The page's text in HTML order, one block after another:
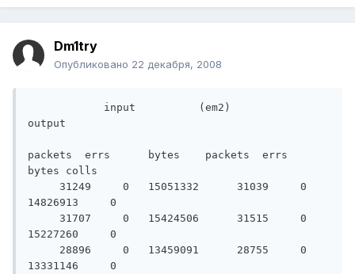
Dm1try
Опубликовано 22 декабря, 2008
input          (em2)
output
packets  errs      bytes    packets  errs
bytes colls
31249     0   15051332      31039     0
14826913     0
31707     0   15424506      31515     0
15227260     0
28896     0   13459091      28755     0
13331146     0